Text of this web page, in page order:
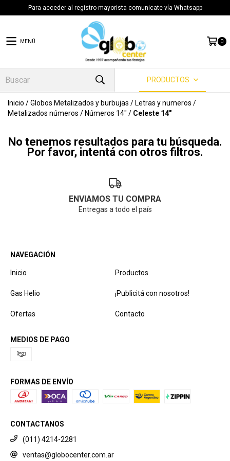
Para acceder al registro mayorista comunicate vía Whatsapp
MENÚ 0
PRODUCTOS
Inicio /Globos Metalizados y burbujas / Letras y numeros /
Metalizados números / Números 14" / Celeste 14"
No tenemos resultados para tu búsqueda.
Por favor, intentá con otros filtros.
ENVIAMOS TU COMPRA
Entregas a todo el país
NAVEGACIÓN
Inicio Productos
Gas Helio ¡Publicitá con nosotros!
Ofertas Contacto
MEDIOS DE PAGO
FORMAS DE ENVÍO
CONTACTANOS
(011) 4214-2281
ventas@globocenter.com.ar